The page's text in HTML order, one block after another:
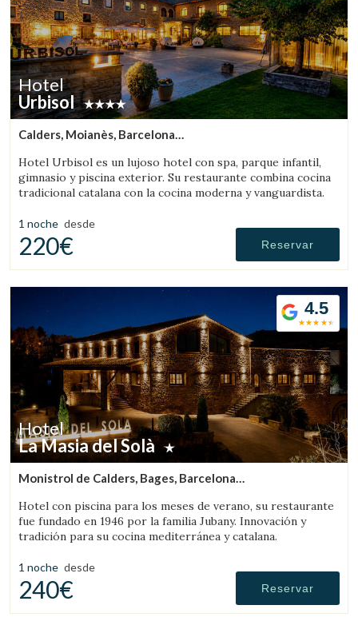
Hotel
Urbisol
Calders, Moianès, Barcelona
Hotel Urbisol es un lujoso hotel con spa, parque infantil,
gimnasio y piscina exterior. Su restaurante combina cocina
tradicional catalana con la cocina moderna y vanguardista.
1 noche desde
220€ Reservar
4.5
Hotel
La Masia del Solà
Monistrol de Calders, Bages, Barcelona
Hotel con piscina para los meses de verano, su restaurante
fue fundado en 1946 por la familia Jubany. Innovación y
tradición para su cocina mediterránea y catalana.
1 noche desde
240€ Reservar